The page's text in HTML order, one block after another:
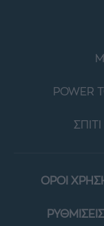
POWER
ΣΠΙΤΙ
ΟΡΟΙ